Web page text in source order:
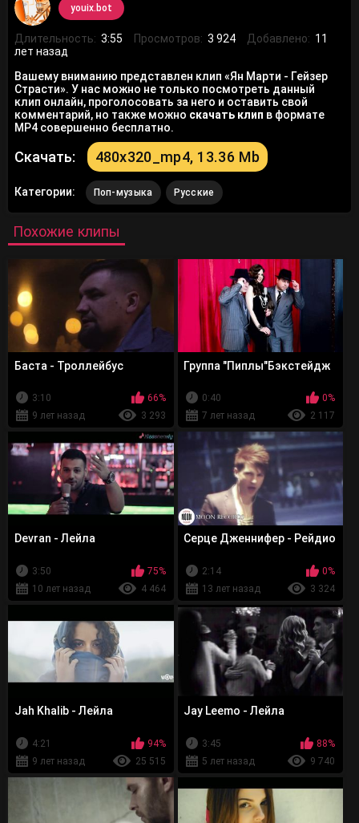
youix.bot
Длительность: 3:55 Просмотров: 3 924 Добавлено: 11
лет назад
Вашему вниманию представлен клип «Ян Марти - Гейзер
Страсти». У нас можно не только посмотреть данный
клип онлайн, проголосовать за него и оставить свой
комментарий, но также можно скачать клип в формате
MP4 совершенно бесплатно.
Скачать: 480x320_mp4, 13.36 Mb
Категории: Поп-музыка Русские
Похожие клипы
Баста - Троллейбус
3:10
66%
9 лет назад
3 293
Группа "Пиплы"Бэкстейдж
0:40
0%
7 лет назад
2 117
Devran - Лейла
3:50
75%
10 лет назад
4 464
Серце Дженнифер - Рейдио
2:14
0%
13 лет назад
3 324
Jah Khalib - Лейла
4:21
94%
9 лет назад
25 515
Jay Leemo - Лейла
3:45
88%
5 лет назад
9 740